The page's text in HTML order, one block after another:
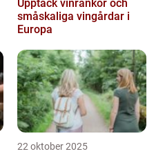
Upptäck vinrankor och
småskaliga vingårdar i
Europa
22 oktober 2025